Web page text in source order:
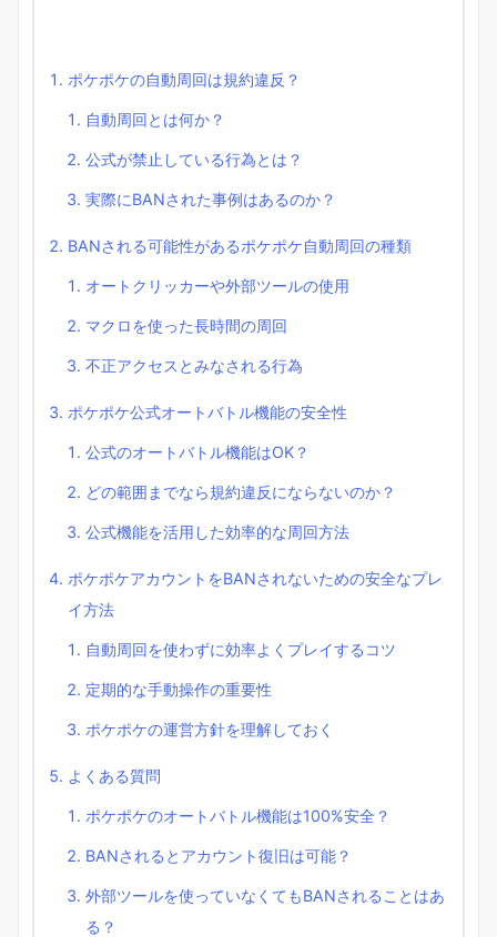
ポケポケの自動周回は規約違反？
自動周回とは何か？
公式が禁止している行為とは？
実際にBANされた事例はあるのか？
BANされる可能性があるポケポケ自動周回の種類
オートクリッカーや外部ツールの使用
マクロを使った長時間の周回
不正アクセスとみなされる行為
ポケポケ公式オートバトル機能の安全性
公式のオートバトル機能はOK？
どの範囲までなら規約違反にならないのか？
公式機能を活用した効率的な周回方法
ポケポケアカウントをBANされないための安全なプレ
イ方法
自動周回を使わずに効率よくプレイするコツ
定期的な手動操作の重要性
ポケポケの運営方針を理解しておく
よくある質問
ポケポケのオートバトル機能は100%安全？
BANされるとアカウント復旧は可能？
外部ツールを使っていなくてもBANされることはあ
る？